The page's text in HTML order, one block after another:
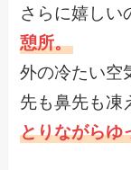
さらに嬉しい
憩所。
外の冷たい空
先も鼻先も凍
とりながらゆ